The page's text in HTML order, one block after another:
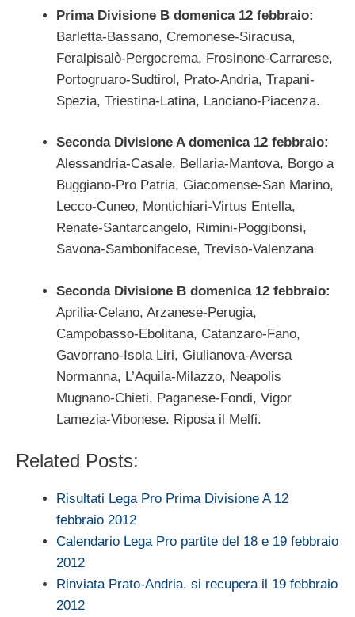
Prima Divisione B domenica 12 febbraio:
Barletta-Bassano, Cremonese-Siracusa,
Feralpisalò-Pergocrema, Frosinone-Carrarese,
Portogruaro-Sudtirol, Prato-Andria, Trapani-
Spezia, Triestina-Latina, Lanciano-Piacenza.
Seconda Divisione A domenica 12 febbraio:
Alessandria-Casale, Bellaria-Mantova, Borgo a
Buggiano-Pro Patria, Giacomense-San Marino,
Lecco-Cuneo, Montichiari-Virtus Entella,
Renate-Santarcangelo, Rimini-Poggibonsi,
Savona-Sambonifacese, Treviso-Valenzana
Seconda Divisione B domenica 12 febbraio:
Aprilia-Celano, Arzanese-Perugia,
Campobasso-Ebolitana, Catanzaro-Fano,
Gavorrano-Isola Liri, Giulianova-Aversa
Normanna, L’Aquila-Milazzo, Neapolis
Mugnano-Chieti, Paganese-Fondi, Vigor
Lamezia-Vibonese. Riposa il Melfi.
Related Posts:
Risultati Lega Pro Prima Divisione A 12
febbraio 2012
Calendario Lega Pro partite del 18 e 19 febbraio
2012
Rinviata Prato-Andria, si recupera il 19 febbraio
2012